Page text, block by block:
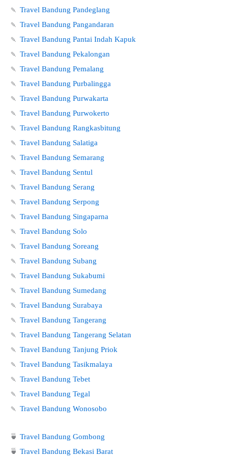
🍡 Travel Bandung Pandeglang
🍡 Travel Bandung Pangandaran
🍡 Travel Bandung Pantai Indah Kapuk
🍡 Travel Bandung Pekalongan
🍡 Travel Bandung Pemalang
🍡 Travel Bandung Purbalingga
🍡 Travel Bandung Purwakarta
🍡 Travel Bandung Purwokerto
🍡 Travel Bandung Rangkasbitung
🍡 Travel Bandung Salatiga
🍡 Travel Bandung Semarang
🍡 Travel Bandung Sentul
🍡 Travel Bandung Serang
🍡 Travel Bandung Serpong
🍡 Travel Bandung Singaparna
🍡 Travel Bandung Solo
🍡 Travel Bandung Soreang
🍡 Travel Bandung Subang
🍡 Travel Bandung Sukabumi
🍡 Travel Bandung Sumedang
🍡 Travel Bandung Surabaya
🍡 Travel Bandung Tangerang
🍡 Travel Bandung Tangerang Selatan
🍡 Travel Bandung Tanjung Priok
🍡 Travel Bandung Tasikmalaya
🍡 Travel Bandung Tebet
🍡 Travel Bandung Tegal
🍡 Travel Bandung Wonosobo
🍵 Travel Bandung Gombong
🍵 Travel Bandung Bekasi Barat